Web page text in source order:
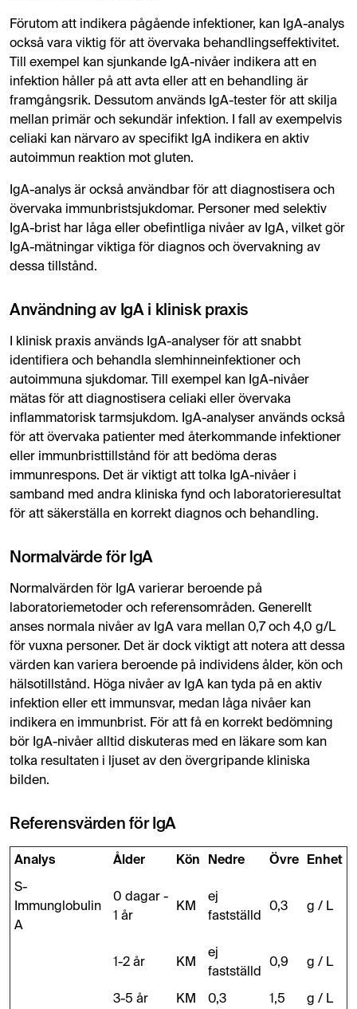
Förutom att indikera pågående infektioner, kan IgA-analys
också vara viktig för att övervaka behandlingseffektivitet.
Till exempel kan sjunkande IgA-nivåer indikera att en
infektion håller på att avta eller att en behandling är
framgångsrik. Dessutom används IgA-tester för att skilja
mellan primär och sekundär infektion. I fall av exempelvis
celiaki kan närvaro av specifikt IgA indikera en aktiv
autoimmun reaktion mot gluten.
IgA-analys är också användbar för att diagnostisera och
övervaka immunbristsjukdomar. Personer med selektiv
IgA-brist har låga eller obefintliga nivåer av IgA, vilket gör
IgA-mätningar viktiga för diagnos och övervakning av
dessa tillstånd.
Användning av IgA i klinisk praxis
I klinisk praxis används IgA-analyser för att snabbt
identifiera och behandla slemhinneinfektioner och
autoimmuna sjukdomar. Till exempel kan IgA-nivåer
mätas för att diagnostisera celiaki eller övervaka
inflammatorisk tarmsjukdom. IgA-analyser används också
för att övervaka patienter med återkommande infektioner
eller immunbristtillstånd för att bedöma deras
immunrespons. Det är viktigt att tolka IgA-nivåer i
samband med andra kliniska fynd och laboratorieresultat
för att säkerställa en korrekt diagnos och behandling.
Normalvärde för IgA
Normalvärden för IgA varierar beroende på
laboratoriemetoder och referensområden. Generellt
anses normala nivåer av IgA vara mellan 0,7 och 4,0 g/L
för vuxna personer. Det är dock viktigt att notera att dessa
värden kan variera beroende på individens ålder, kön och
hälsotillstånd. Höga nivåer av IgA kan tyda på en aktiv
infektion eller ett immunsvar, medan låga nivåer kan
indikera en immunbrist. För att få en korrekt bedömning
bör IgA-nivåer alltid diskuteras med en läkare som kan
tolka resultaten i ljuset av den övergripande kliniska
bilden.
Referensvärden för IgA
Analys Ålder Kön Nedre Övre Enhet
S-
Immunglobulin
A
0 dagar -
1 år
KM
ej
fastställd
0,3 g / L
1-2 år KM
ej
fastställd
0,9 g / L
3-5 år KM 0,3 1,5 g / L